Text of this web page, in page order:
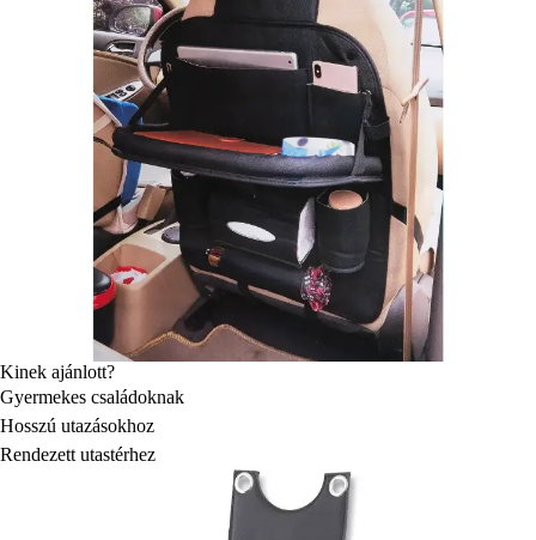
Kinek ajánlott?
Gyermekes családoknak
Hosszú utazásokhoz
Rendezett utastérhez